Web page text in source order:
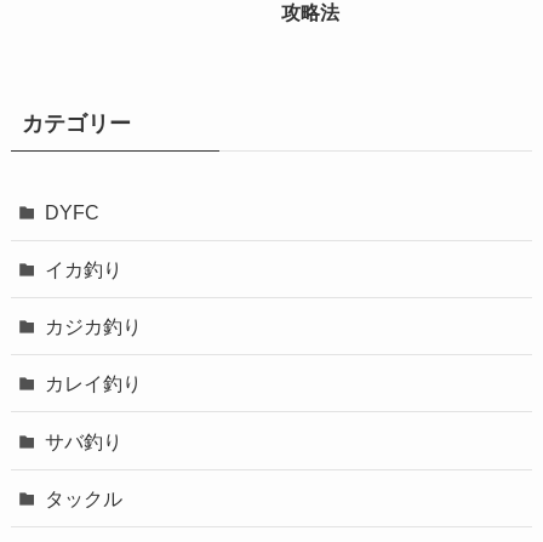
攻略法
カテゴリー
DYFC
イカ釣り
カジカ釣り
カレイ釣り
サバ釣り
タックル